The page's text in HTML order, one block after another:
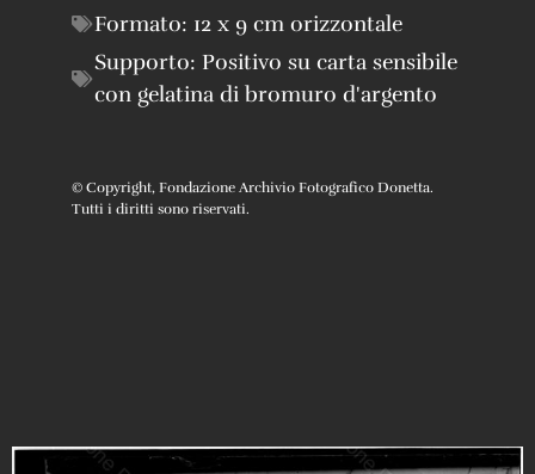
Formato: 12 x 9 cm orizzontale
Supporto: Positivo su carta sensibile
con gelatina di bromuro d'argento
© Copyright, Fondazione Archivio Fotografico Donetta.
Tutti i diritti sono riservati.